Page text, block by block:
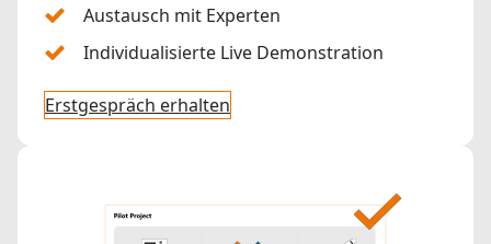
Austausch mit Experten
Individualisierte Live Demonstration
Erstgespräch erhalten